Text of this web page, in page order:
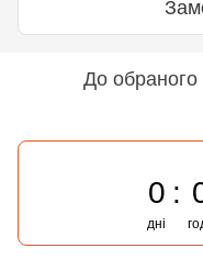
До обраного
0
дні